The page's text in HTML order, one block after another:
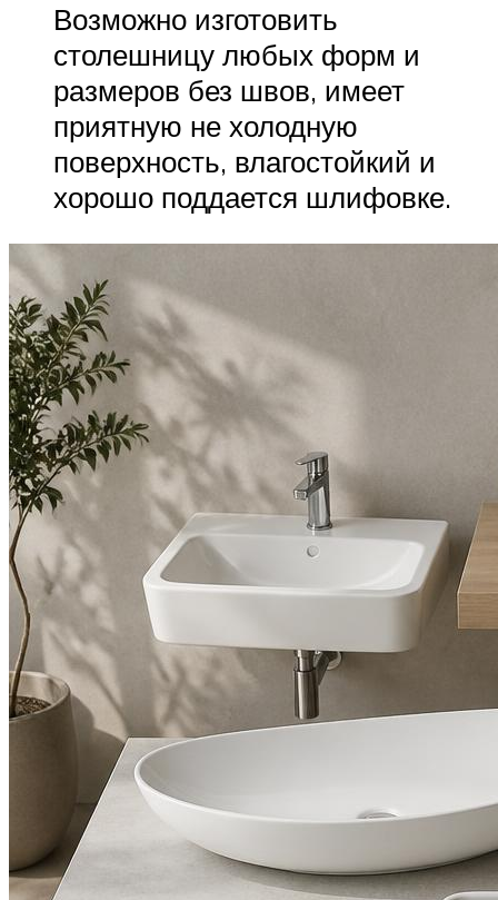
Возможно изготовить
столешницу любых форм и
размеров без швов, имеет
приятную не холодную
поверхность, влагостойкий и
хорошо поддается шлифовке.